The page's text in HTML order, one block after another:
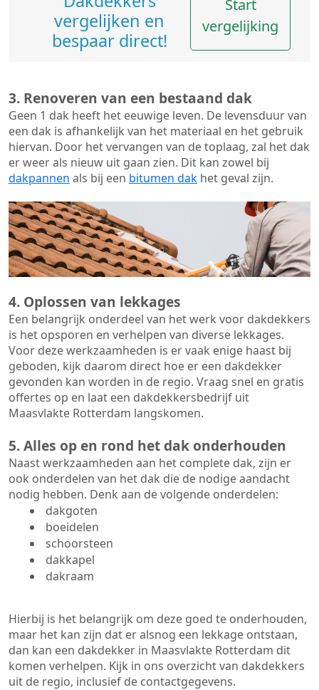
vergelijken en
bespaar direct!
Start
vergelijking
3. Renoveren van een bestaand dak
Geen 1 dak heeft het eeuwige leven. De levensduur van
een dak is afhankelijk van het materiaal en het gebruik
hiervan. Door het vervangen van de toplaag, zal het dak
er weer als nieuw uit gaan zien. Dit kan zowel bij
dakpannen als bij een bitumen dak het geval zijn.
4. Oplossen van lekkages
Een belangrijk onderdeel van het werk voor dakdekkers
is het opsporen en verhelpen van diverse lekkages.
Voor deze werkzaamheden is er vaak enige haast bij
geboden, kijk daarom direct hoe er een dakdekker
gevonden kan worden in de regio. Vraag snel en gratis
offertes op en laat een dakdekkersbedrijf uit
Maasvlakte Rotterdam langskomen.
5. Alles op en rond het dak onderhouden
Naast werkzaamheden aan het complete dak, zijn er
ook onderdelen van het dak die de nodige aandacht
nodig hebben. Denk aan de volgende onderdelen:
dakgoten
boeidelen
schoorsteen
dakkapel
dakraam
Hierbij is het belangrijk om deze goed te onderhouden,
maar het kan zijn dat er alsnog een lekkage ontstaan,
dan kan een dakdekker in Maasvlakte Rotterdam dit
komen verhelpen. Kijk in ons overzicht van dakdekkers
uit de regio, inclusief de contactgegevens.